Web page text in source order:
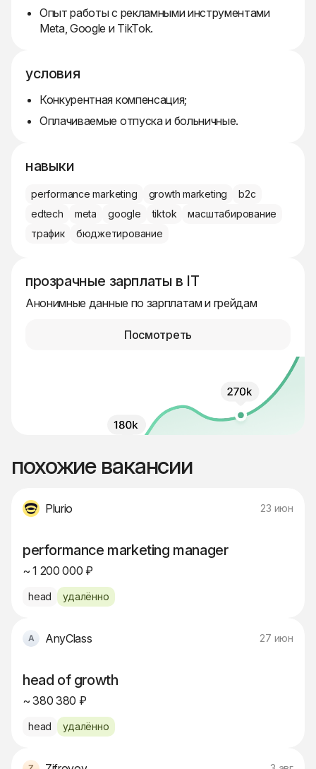
Опыт работы с рекламными инструментами
Meta, Google и TikTok.
условия
Конкурентная компенсация;
Оплачиваемые отпуска и больничные.
навыки
performance marketing growth marketing
b2c
edtech
meta google tiktok
масштабирование
трафик
бюджетирование
прозрачные зарплаты в IT
Анонимные данные по зарплатам и грейдам
Посмотреть
похожие вакансии
Plurio 23 июн
performance marketing manager
~ 1 200 000 ₽
head удалённо
AnyClass 27 июн
head of growth
~ 380 380 ₽
head удалённо